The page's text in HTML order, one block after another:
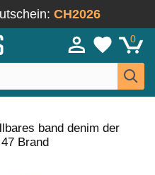
CH2026
0
band denim der
Brand